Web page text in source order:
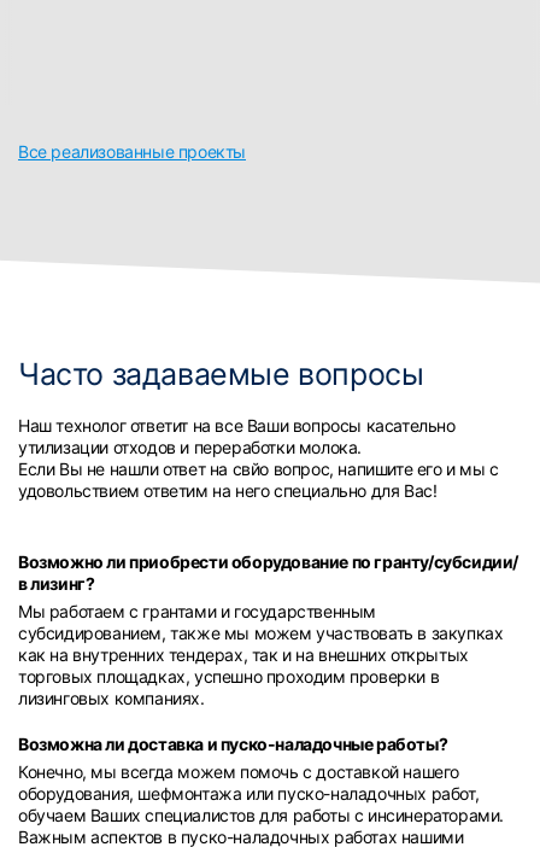
Все реализованные проекты
Часто задаваемые вопросы
Наш технолог ответит на все Ваши вопросы касательно
утилизации отходов и переработки молока.
Если Вы не нашли ответ на свйо вопрос, напишите его и мы с
удовольствием ответим на него специально для Вас!
Возможно ли приобрести оборудование по гранту/субсидии/
в лизинг?
Мы работаем с грантами и государственным
субсидированием, также мы можем участвовать в закупках
как на внутренних тендерах, так и на внешних открытых
торговых площадках, успешно проходим проверки в
лизинговых компаниях.
Возможна ли доставка и пуско-наладочные работы?
Конечно, мы всегда можем помочь с доставкой нашего
оборудования, шефмонтажа или пуско-наладочных работ,
обучаем Ваших специалистов для работы с инсинераторами.
Важным аспектов в пуско-наладочных работах нашими